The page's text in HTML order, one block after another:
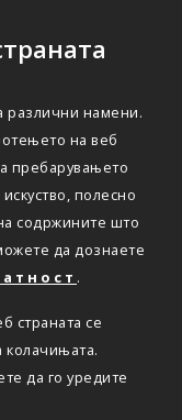
различни намени.
на веб
пребарувањето
полесно
содржините што
да дознаете
.
страната се
колачињата.
да го уредите